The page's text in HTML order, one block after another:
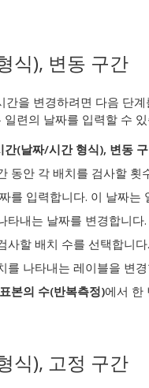
식), 변동 구간
간을 변경하려면 다음 단
련의 날짜를 입력할 수 있
간(날짜/시간 형식), 변동
동안 각 배치를 검사할 횟
를 입력합니다. 이 날짜는
타내는 날짜를 변경합니다.
사할 배치 수를 선택합니다.
를 나타내는 레이블을 변
본의 수(반복측정)에서 한
식), 고정 구간